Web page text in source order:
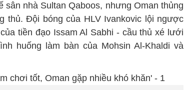
nhà Sultan Qaboos, nhưng Oman thủng
thủ. Đội bóng của HLV Ivankovic lội ngược
tiền đạo Issam Al Sabhi - cầu thủ xé lưới
huống làm bàn của Mohsin Al-Khaldi và